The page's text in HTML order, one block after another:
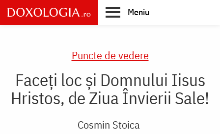
Skip
to
main
Meniu
Puncte de vedere
Faceţi loc şi Domnului Iisus
Hristos, de Ziua Învierii Sale!
Cosmin Stoica